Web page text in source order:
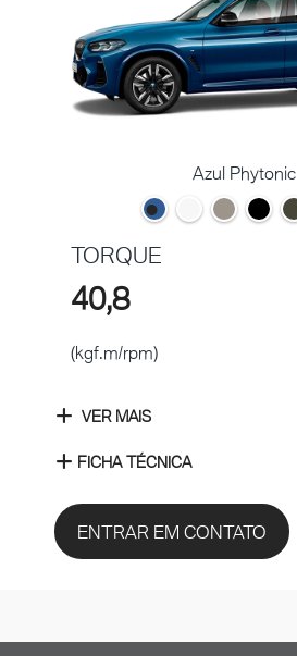
Azul Phytonic
TORQUE
40,8
(kgf.m/rpm)
VER MAIS
FICHA TÉCNICA
ENTRAR EM CONTATO